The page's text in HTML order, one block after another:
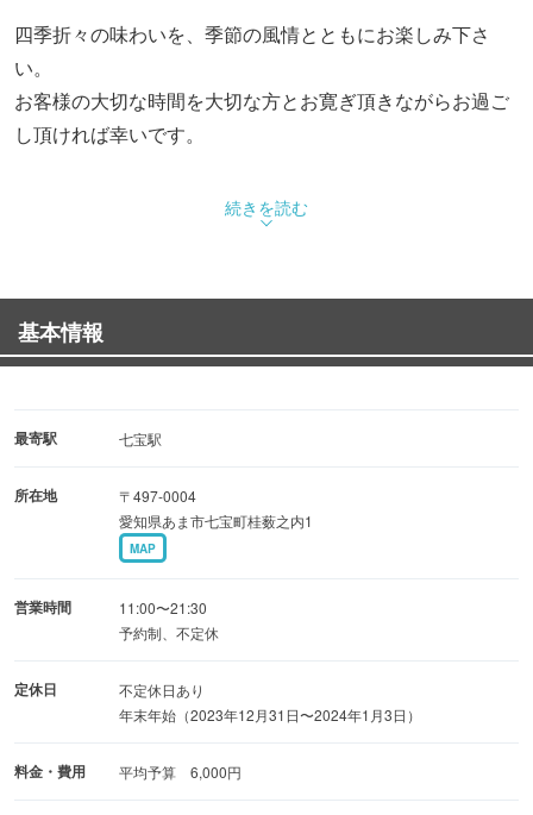
四季折々の味わいを、季節の風情とともにお楽しみ下さ
い。
お客様の大切な時間を大切な方とお寛ぎ頂きながらお過ご
し頂ければ幸いです。
当店は、全室完全個室です。テーブル席や掘りごたつ等の
個室を御用意致しております。最大130名様収容可能な大
慶事・法事・ご宴会・ご会食など、様々な場面でご利用く
ださい。
気軽にお問い合わせください。
続きを読む
基本情報
最寄駅 七宝駅
所在地
〒497-0004
愛知県あま市七宝町桂薮之内1
MAP
営業時間
11:00〜21:30
予約制、不定休
定休日
不定休日あり
年末年始（2023年12月31日〜2024年1月3日）
料金・費用 平均予算 6,000円